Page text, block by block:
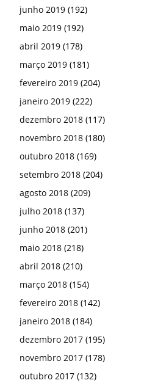
junho 2019 (192)
maio 2019 (192)
abril 2019 (178)
março 2019 (181)
fevereiro 2019 (204)
janeiro 2019 (222)
dezembro 2018 (117)
novembro 2018 (180)
outubro 2018 (169)
setembro 2018 (204)
agosto 2018 (209)
julho 2018 (137)
junho 2018 (201)
maio 2018 (218)
abril 2018 (210)
março 2018 (154)
fevereiro 2018 (142)
janeiro 2018 (184)
dezembro 2017 (195)
novembro 2017 (178)
outubro 2017 (132)